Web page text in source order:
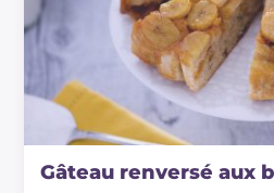
Gâteau renversé aux